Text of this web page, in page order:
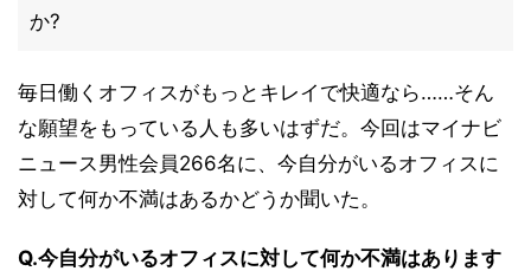
か?
毎日働くオフィスがもっとキレイで快適なら……そん
な願望をもっている人も多いはずだ。今回はマイナビ
ニュース男性会員266名に、今自分がいるオフィスに
対して何か不満はあるかどうか聞いた。
Q.今自分がいるオフィスに対して何か不満はあります